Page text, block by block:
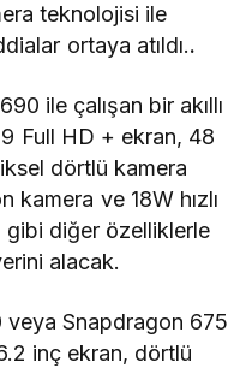
teknolojisi ile
ortaya atıldı..
ile çalışan bir akıllı
Full HD + ekran, 48
dörtlü kamera
kamera ve 18W hızlı
diğer özelliklerle
alacak.
Snapdragon 675
inç ekran, dörtlü